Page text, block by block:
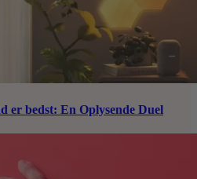
er bedst: En Oplysende Duel